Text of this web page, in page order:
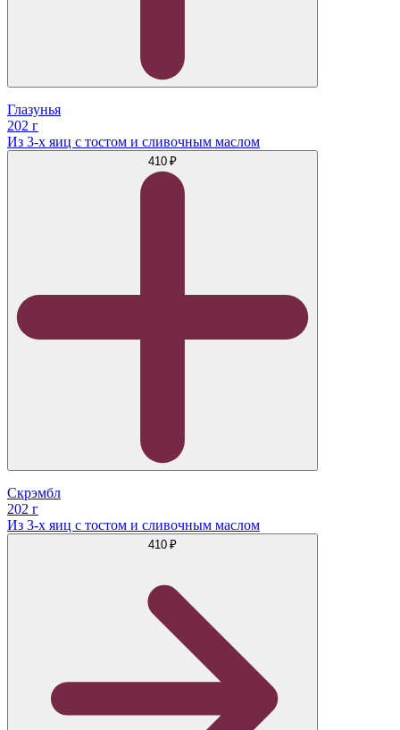
Глазунья
202 г
Из 3-х яиц с тостом и сливочным маслом
410 ₽
Скрэмбл
202 г
Из 3-х яиц с тостом и сливочным маслом
410 ₽